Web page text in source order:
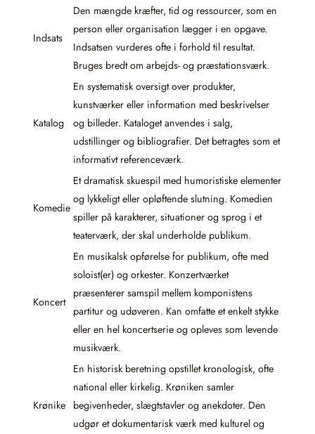
Indsats
Den mængde kræfter, tid og ressourcer, som en
person eller organisation lægger i en opgave.
Indsatsen vurderes ofte i forhold til resultat.
Bruges bredt om arbejds- og præstationsværk.
Katalog
En systematisk oversigt over produkter,
kunstværker eller information med beskrivelser
og billeder. Kataloget anvendes i salg,
udstillinger og bibliografier. Det betragtes som et
informativt referenceværk.
Komedie
Et dramatisk skuespil med humoristiske elementer
og lykkeligt eller opløftende slutning. Komedien
spiller på karakterer, situationer og sprog i et
teaterværk, der skal underholde publikum.
Koncert
En musikalsk opførelse for publikum, ofte med
soloist(er) og orkester. Konzertværket
præsenterer samspil mellem komponistens
partitur og udøveren. Kan omfatte et enkelt stykke
eller en hel koncertserie og opleves som levende
musikværk.
Krønike
En historisk beretning opstillet kronologisk, ofte
national eller kirkelig. Krøniken samler
begivenheder, slægtstavler og anekdoter. Den
udgør et dokumentarisk værk med kulturel og